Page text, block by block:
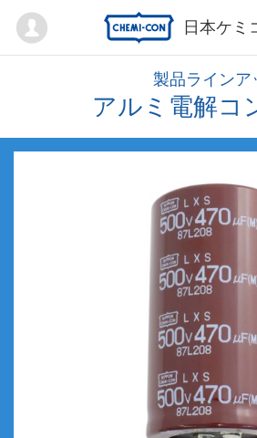
日本ケミ
Mypage
製品ラインア
アルミ電解コ